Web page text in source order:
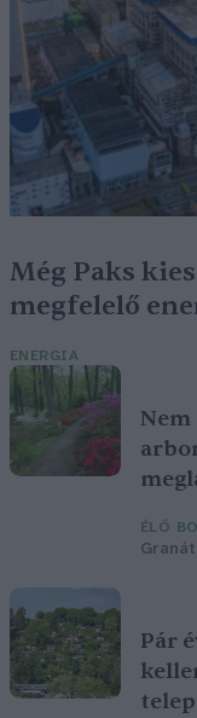
Még Paks
megfelelő
ENERGIA
ÉLŐ
Pár